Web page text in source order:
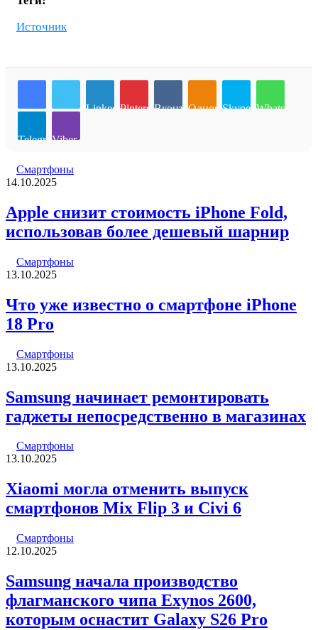
Источник
LinkedInPinterestВконтактеОдноклассники
Skype WhatsApp
TelegramViber
Смартфоны
14.10.2025
Apple снизит стоимость iPhone Fold,
использовав более дешевый шарнир
Смартфоны
13.10.2025
Что уже известно о смартфоне iPhone
18 Pro
Смартфоны
13.10.2025
Samsung начинает ремонтировать
гаджеты непосредственно в магазинах
Смартфоны
13.10.2025
Xiaomi могла отменить выпуск
смартфонов Mix Flip 3 и Civi 6
Смартфоны
12.10.2025
Samsung начала производство
флагманского чипа Exynos 2600,
которым оснастит Galaxy S26 Pro